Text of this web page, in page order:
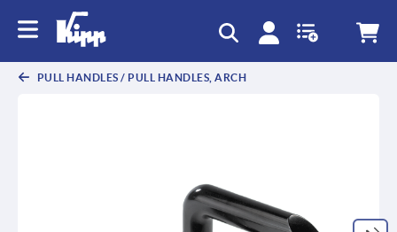
PULL HANDLES / PULL HANDLES, ARCH